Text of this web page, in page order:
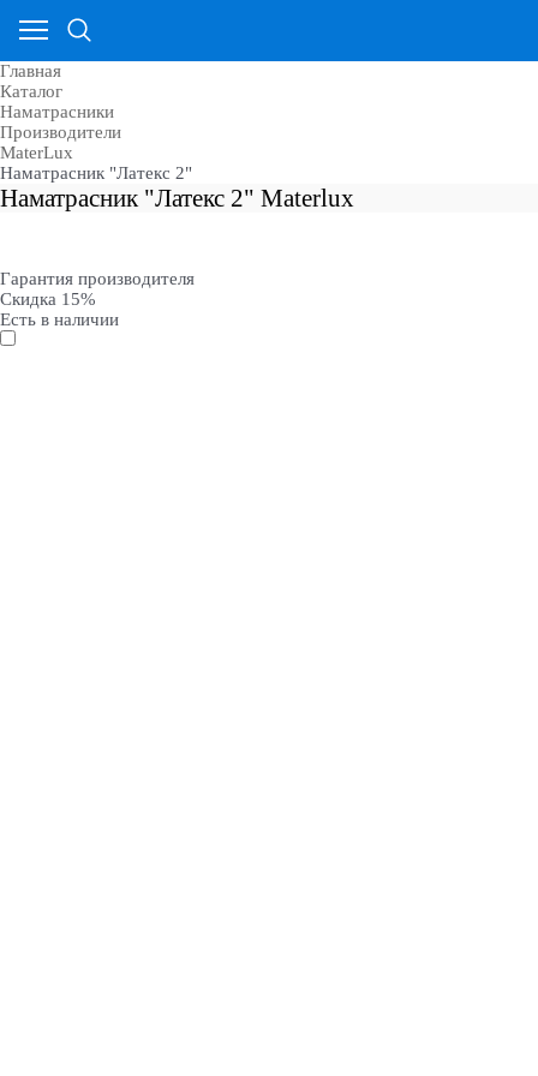
Главная
Каталог
Наматрасники
Производители
MaterLux
Наматрасник "Латекс 2"
Наматрасник "Латекс 2" Materlux
Гарантия производителя
Скидка 15%
Есть в наличии